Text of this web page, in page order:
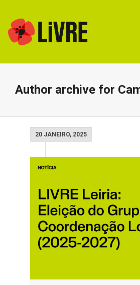
Author archive for
20 JANEIRO, 2025